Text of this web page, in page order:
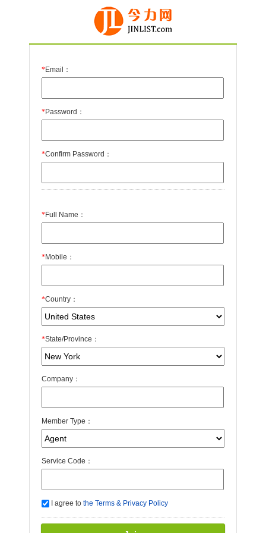
*Email：
*Password：
*Confirm Password：
*Full Name：
*Mobile：
*Country：
*State/Province：
Company：
Member Type：
Service Code：
I agree to the Terms & Privacy Policy